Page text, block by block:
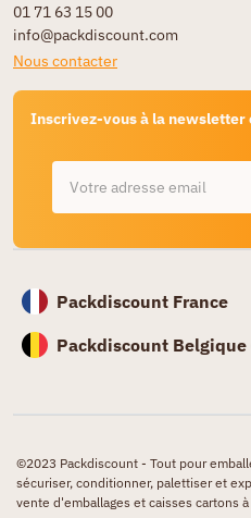
01 71 63 15 00
info@packdiscount.com
Nous contacter
Inscrivez-vous à la newsletter
Packdiscount France
Packdiscount Belgique
©2023 Packdiscount - Tout pour
sécuriser, conditionner, palettiser et
vente d'emballages et caisses cartons